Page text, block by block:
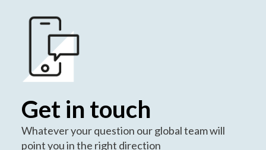
Get in touch
Whatever your question our global team will
point you in the right direction